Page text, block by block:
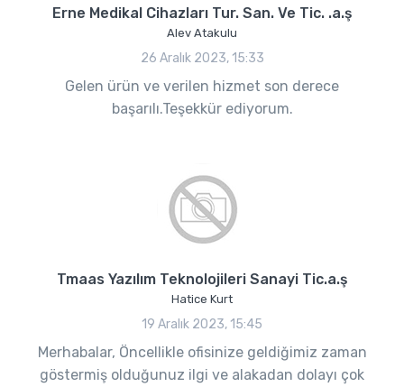
Erne Medikal Cihazları Tur. San. Ve Tic. .a.ş
Alev Atakulu
26 Aralık 2023, 15:33
Gelen ürün ve verilen hizmet son derece
başarılı.Teşekkür ediyorum.
Tmaas Yazılım Teknolojileri Sanayi Tic.a.ş
Hatice Kurt
19 Aralık 2023, 15:45
Merhabalar, Öncellikle ofisinize geldiğimiz zaman
göstermiş olduğunuz ilgi ve alakadan dolayı çok